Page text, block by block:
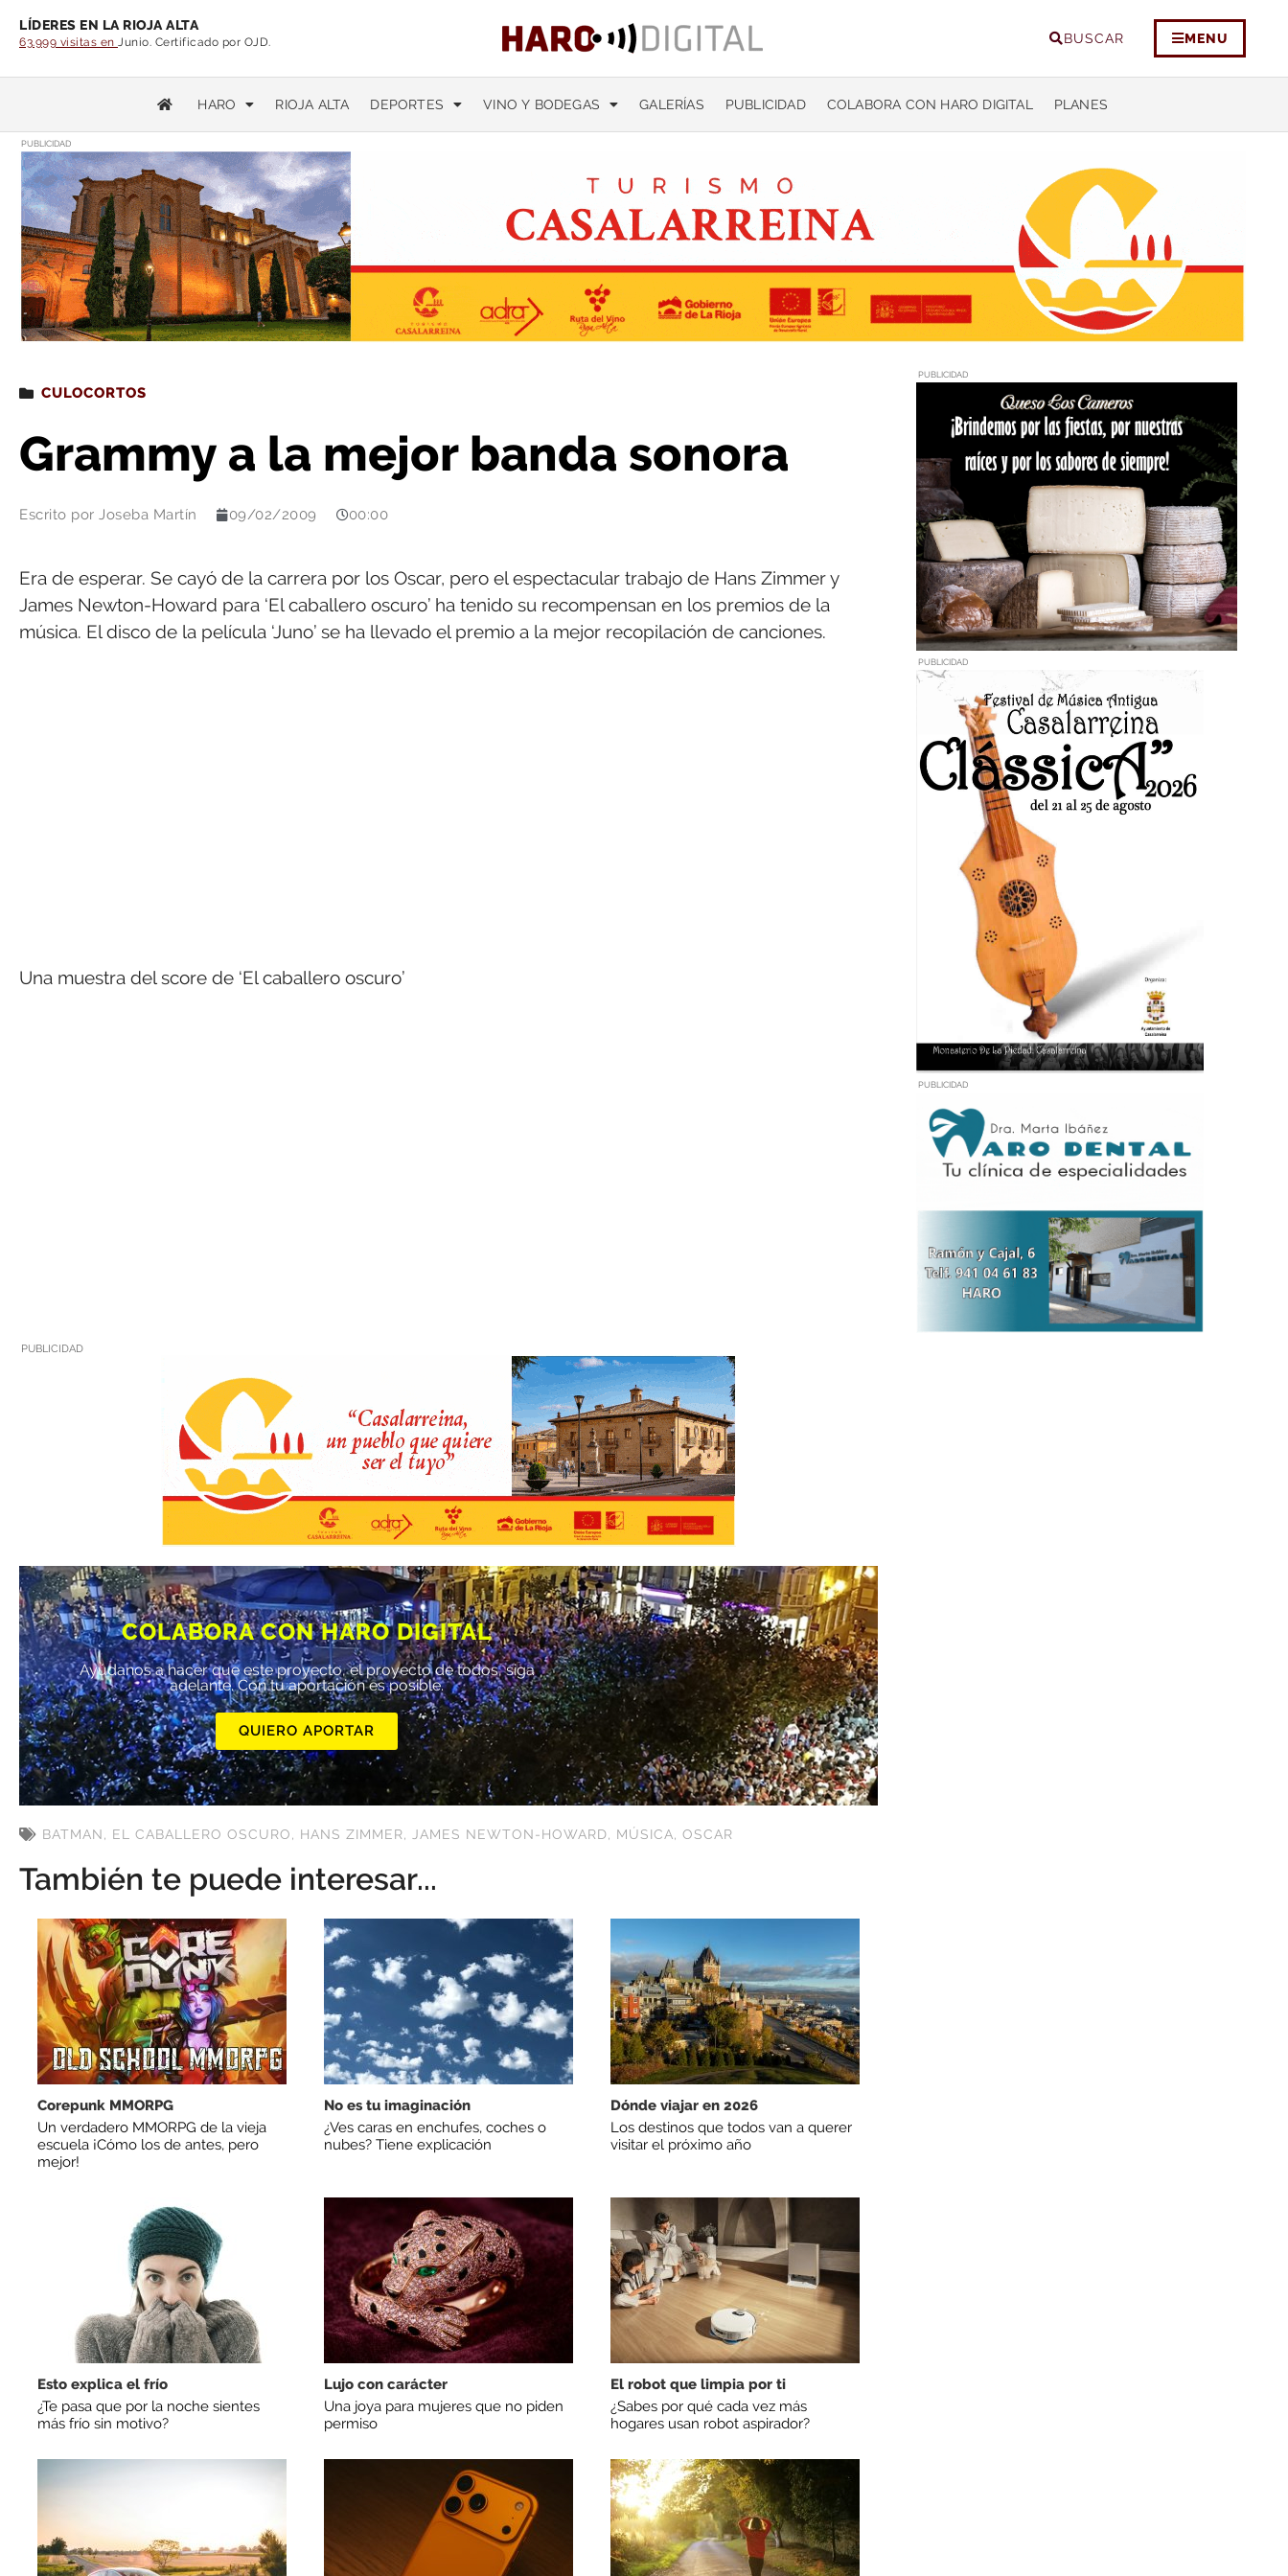
LÍDERES EN LA RIOJA ALTA
63.999 visitas en Junio. Certificado por OJD. BUSCAR MENU
HARO RIOJA ALTA DEPORTES VINO Y BODEGAS GALERÍAS PUBLICIDAD COLABORA CON HARO DIGITAL PLANES
PUBLICIDAD
Estás leyendo : Grammy a la mejor banda sonora
CULOCORTOS
Grammy a la mejor banda sonora
Escrito por Joseba Martín 09/02/2009 00:00
Era de esperar. Se cayó de la carrera por los Oscar, pero el espectacular trabajo de Hans Zimmer y
James Newton-Howard para ‘El caballero oscuro’ ha tenido su recompensan en los premios de la
música. El disco de la película ‘Juno’ se ha llevado el premio a la mejor recopilación de canciones.
Una muestra del score de ‘El caballero oscuro’
PUBLICIDAD
COLABORA CON HARO DIGITAL
Ayúdanos a hacer que este proyecto, el proyecto de todos, siga
adelante. Con tu aportación es posible.
QUIERO APORTAR
BATMAN, EL CABALLERO OSCURO, HANS ZIMMER, JAMES NEWTON-HOWARD, MÚSICA, OSCAR
También te puede interesar...
Corepunk MMORPG
Un verdadero MMORPG de la vieja
escuela ¡Cómo los de antes, pero
mejor!
No es tu imaginación
¿Ves caras en enchufes, coches o
nubes? Tiene explicación
Dónde viajar en 2026
Los destinos que todos van a querer
visitar el próximo año
Esto explica el frío
¿Te pasa que por la noche sientes
más frío sin motivo?
Lujo con carácter
Una joya para mujeres que no piden
permiso
El robot que limpia por ti
¿Sabes por qué cada vez más
hogares usan robot aspirador?
PUBLICIDAD
PUBLICIDAD
PUBLICIDAD